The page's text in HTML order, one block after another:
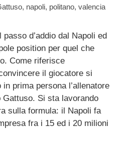
, napoli, politano, valencia
d’addio dal Napoli ed
position per quel che
Come riferisce
il giocatore si
prima persona l’allenatore
Gattuso. Si sta lavorando
sulla formula: il Napoli fa
fra i 15 ed i 20 milioni